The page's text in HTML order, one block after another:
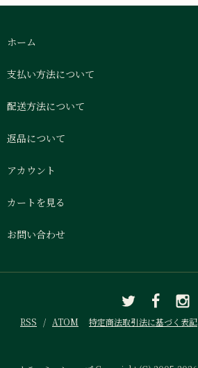
ホーム
支払い方法について
配送方法について
返品について
アカウント
カートを見る
お問い合わせ
RSS / ATOM 特定商法取引法に基づく表記